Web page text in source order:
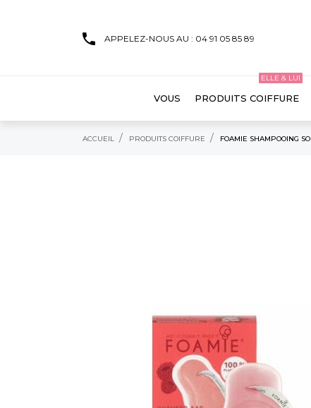
APPELEZ-NOUS AU : 04 91 05 85 89
VOUS PRODUITS COIFFURE
ELLE & LUI
ACCUEIL PRODUITS COIFFURE FOAMIE SHAMPOOING